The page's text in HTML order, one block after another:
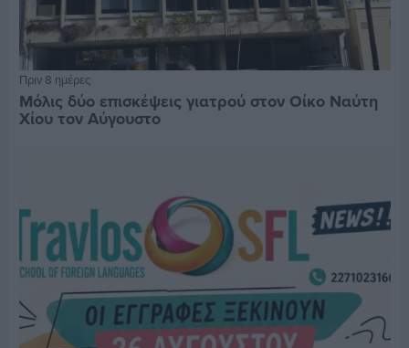
Πριν 8 ημέρες
Μόλις δύο επισκέψεις γιατρού στον Οίκο Ναύτη
Χίου τον Αύγουστο